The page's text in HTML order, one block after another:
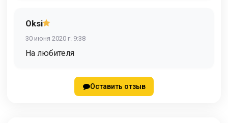
Oksi
30 июня 2020 г. 9:38
На любителя
Оставить отзыв